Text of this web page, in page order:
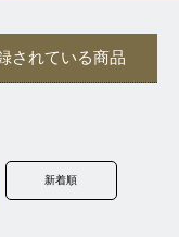
されている商品
新着順